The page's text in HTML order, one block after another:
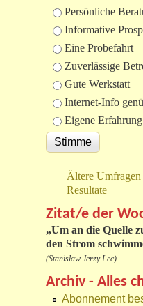
Persönliche
Informative
Eine Probefahrt
Zuverlässige
Gute Werkstatt
Internet-Info
Eigene
Ältere Umfragen
Resultate
Zitat/e der
„Um an die Quelle
den Strom
(Stanislaw Jerzy Lec)
Archiv - Alles
Abonnement